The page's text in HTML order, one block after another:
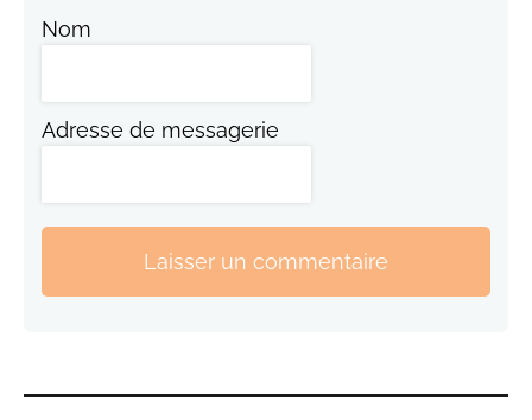
Nom
Adresse de messagerie
Laisser un commentaire